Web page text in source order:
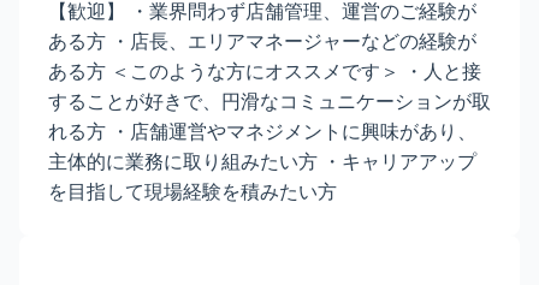
【歓迎】 ・業界問わず店舗管理、運営のご経験が
ある方 ・店長、エリアマネージャーなどの経験が
ある方 ＜このような方にオススメです＞ ・人と接
することが好きで、円滑なコミュニケーションが取
れる方 ・店舗運営やマネジメントに興味があり、
主体的に業務に取り組みたい方 ・キャリアアップ
を目指して現場経験を積みたい方